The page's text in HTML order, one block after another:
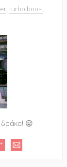
, turbo boost,
😛